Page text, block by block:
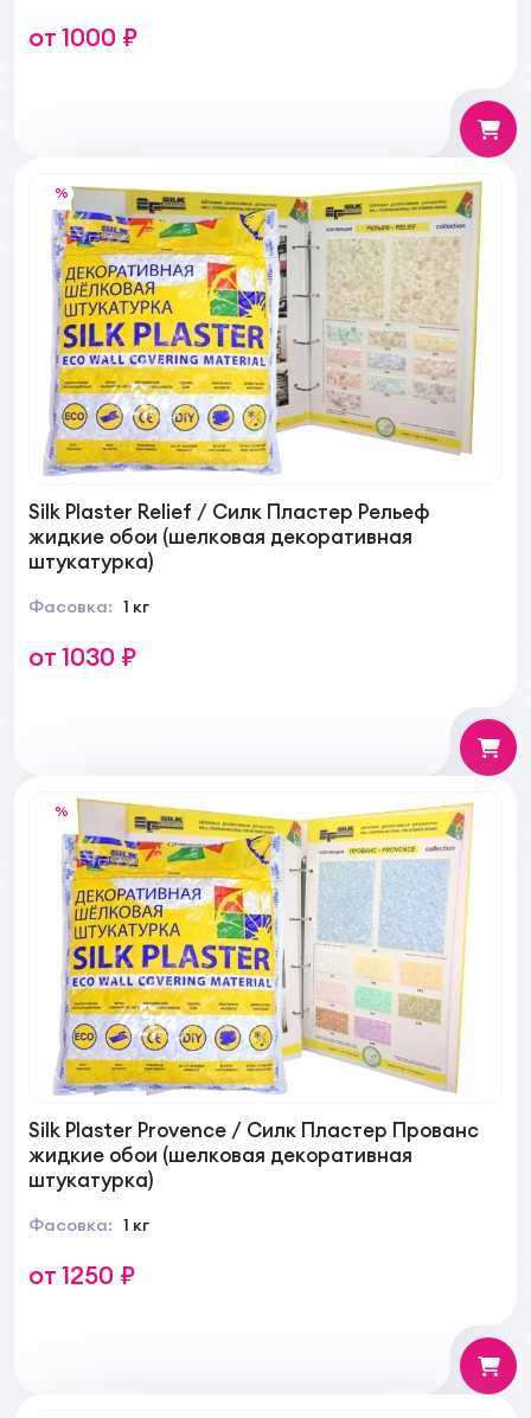
от 1000 ₽
%
Silk Plaster Relief / Силк Пластер Рельеф
жидкие обои (шелковая декоративная
штукатурка)
Фасовка: 1 кг
от 1030 ₽
%
Silk Plaster Provence / Силк Пластер Прованс
жидкие обои (шелковая декоративная
штукатурка)
Фасовка: 1 кг
от 1250 ₽